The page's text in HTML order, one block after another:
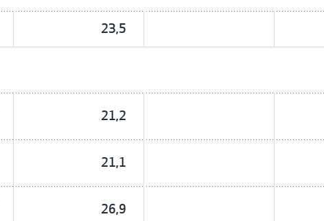
23,5
21,2
21,1
26,9